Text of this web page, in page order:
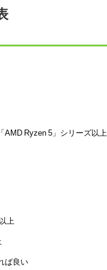
AMD Ryzen 5」シリーズ以上
上
ば良い